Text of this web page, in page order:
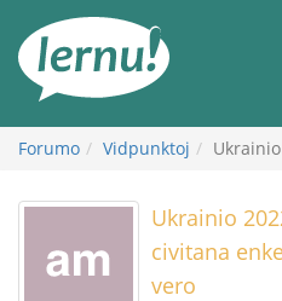
enhavo
Forumo Vidpunktoj
Ukrainio
civitana
vero